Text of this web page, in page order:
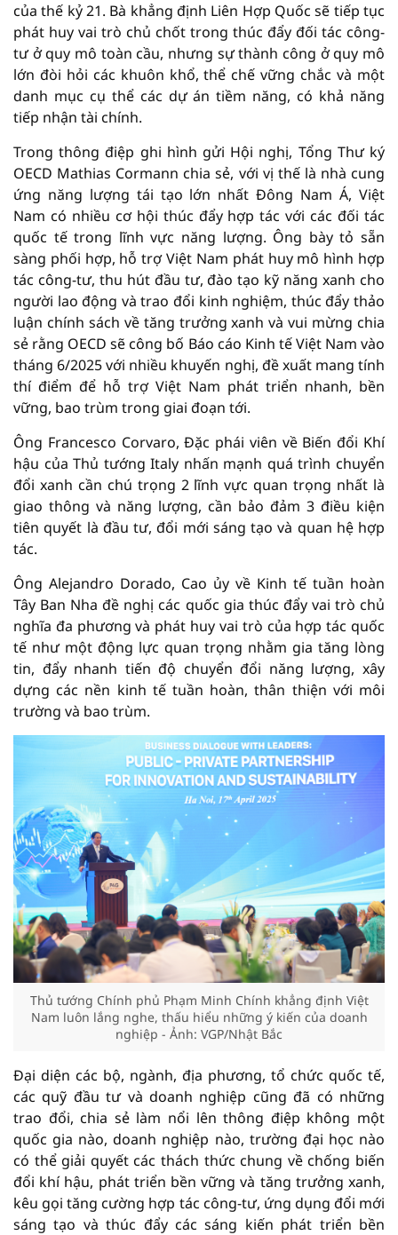
của thế kỷ 21. Bà khẳng định Liên Hợp Quốc sẽ tiếp tục
phát huy vai trò chủ chốt trong thúc đẩy đối tác công-
tư ở quy mô toàn cầu, nhưng sự thành công ở quy mô
lớn đòi hỏi các khuôn khổ, thể chế vững chắc và một
danh mục cụ thể các dự án tiềm năng, có khả năng
tiếp nhận tài chính.
Trong thông điệp ghi hình gửi Hội nghị, Tổng Thư ký
OECD Mathias Cormann chia sẻ, với vị thế là nhà cung
ứng năng lượng tái tạo lớn nhất Đông Nam Á, Việt
Nam có nhiều cơ hội thúc đẩy hợp tác với các đối tác
quốc tế trong lĩnh vực năng lượng. Ông bày tỏ sẵn
sàng phối hợp, hỗ trợ Việt Nam phát huy mô hình hợp
tác công-tư, thu hút đầu tư, đào tạo kỹ năng xanh cho
người lao động và trao đổi kinh nghiệm, thúc đẩy thảo
luận chính sách về tăng trưởng xanh và vui mừng chia
sẻ rằng OECD sẽ công bố Báo cáo Kinh tế Việt Nam vào
tháng 6/2025 với nhiều khuyến nghị, đề xuất mang tính
thí điểm để hỗ trợ Việt Nam phát triển nhanh, bền
vững, bao trùm trong giai đoạn tới.
Ông Francesco Corvaro, Đặc phái viên về Biến đổi Khí
hậu của Thủ tướng Italy nhấn mạnh quá trình chuyển
đổi xanh cần chú trọng 2 lĩnh vực quan trọng nhất là
giao thông và năng lượng, cần bảo đảm 3 điều kiện
tiên quyết là đầu tư, đổi mới sáng tạo và quan hệ hợp
tác.
Ông Alejandro Dorado, Cao ủy về Kinh tế tuần hoàn
Tây Ban Nha đề nghị các quốc gia thúc đẩy vai trò chủ
nghĩa đa phương và phát huy vai trò của hợp tác quốc
tế như một động lực quan trọng nhằm gia tăng lòng
tin, đẩy nhanh tiến độ chuyển đổi năng lượng, xây
dựng các nền kinh tế tuần hoàn, thân thiện với môi
trường và bao trùm.
Thủ tướng Chính phủ Phạm Minh Chính khẳng định Việt
Nam luôn lắng nghe, thấu hiểu những ý kiến của doanh
nghiệp - Ảnh: VGP/Nhật Bắc
Đại diện các bộ, ngành, địa phương, tổ chức quốc tế,
các quỹ đầu tư và doanh nghiệp cũng đã có những
trao đổi, chia sẻ làm nổi lên thông điệp không một
quốc gia nào, doanh nghiệp nào, trường đại học nào
có thể giải quyết các thách thức chung về chống biến
đổi khí hậu, phát triển bền vững và tăng trưởng xanh,
kêu gọi tăng cường hợp tác công-tư, ứng dụng đổi mới
sáng tạo và thúc đẩy các sáng kiến phát triển bền